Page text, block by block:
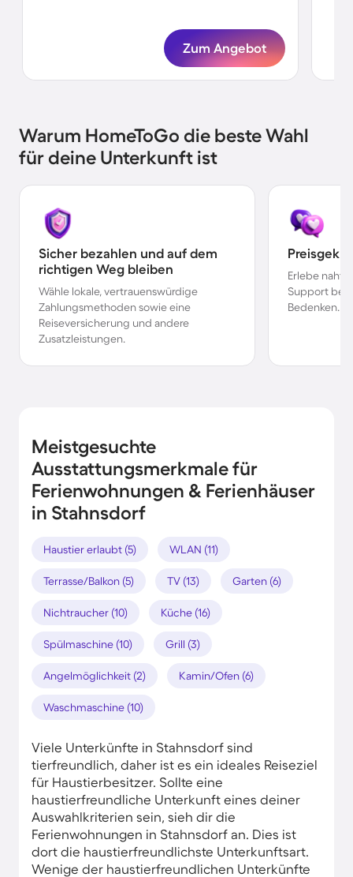
Zum Angebot
Warum HomeToGo die beste Wahl
für deine Unterkunft ist
Sicher bezahlen und auf dem
richtigen Weg bleiben
Wähle lokale, vertrauenswürdige
Zahlungsmethoden sowie eine
Reiseversicherung und andere
Zusatzleistungen.
Erlebe
Support bei
Bedenken.
Meistgesuchte
Ausstattungsmerkmale für
Ferienwohnungen & Ferienhäuser
in Stahnsdorf
Haustier erlaubt (5) WLAN (11)
Terrasse/Balkon (5) TV (13) Garten (6)
Nichtraucher (10) Küche (16)
Spülmaschine (10) Grill (3)
Angelmöglichkeit (2) Kamin/Ofen (6)
Waschmaschine (10)
Viele Unterkünfte in Stahnsdorf sind
tierfreundlich, daher ist es ein ideales Reiseziel
für Haustierbesitzer. Sollte eine
haustierfreundliche Unterkunft eines deiner
Auswahlkriterien sein, sieh dir die
Ferienwohnungen in Stahnsdorf an. Dies ist
dort die haustierfreundlichste Unterkunftsart.
Wenige der haustierfreundlichen Unterkünfte